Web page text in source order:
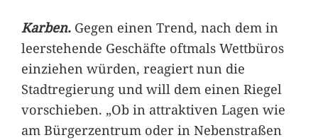
Karben.Gegen einen Trend, nach dem in
leerstehende Geschäfte oftmals Wettbüros
einziehen würden, reagiert nun die
Stadtregierung und will dem einen Riegel
vorschieben. „Ob in attraktiven Lagen wie
am Bürgerzentrum oder in Nebenstraßen